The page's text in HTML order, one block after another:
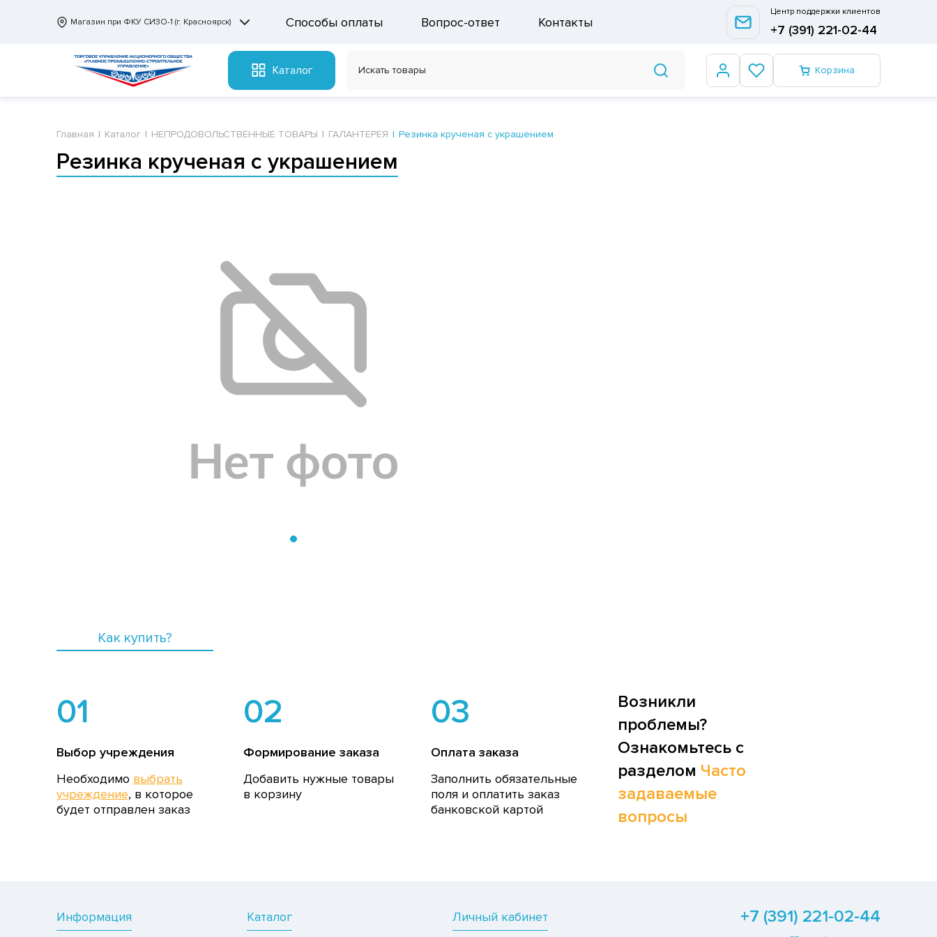
Магазин при ФКУ СИЗО-1 (г. Красноярск) Способы оплаты Вопрос-ответ Контакты
Центр поддержки клиентов
+7 (391) 221-02-44
Каталог Корзина
Главная Каталог НЕПРОДОВОЛЬСТВЕННЫЕ ТОВАРЫ ГАЛАНТЕРЕЯ Резинка крученая с украшением
Резинка крученая с украшением
Как купить?
01
Выбор учреждения
Необходимо выбрать
учреждение, в которое
будет отправлен заказ
02
Формирование заказа
Добавить нужные товары
в корзину
03
Оплата заказа
Заполнить обязательные
поля и оплатить заказ
банковской картой
Возникли
проблемы?
Ознакомьтесь с
разделом Часто
задаваемые
вопросы
Информация Каталог Личный кабинет +7 (391) 221-02-44